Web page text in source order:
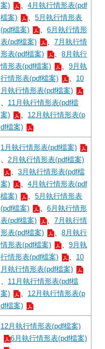
案)
4月執行情形表(pdf
檔案)
5月執行情形表
(pdf檔案)
6月執行情形
表(pdf檔案)
7月執行情
形表(pdf檔案)
8月執行
情形表(pdf檔案)
9月執
行情形表(pdf檔案)
10
月執行情形表(pdf檔案)
11月執行情形表(pdf檔
案)
12月執行情形表(p
df檔案)
1月執行情形表(pdf檔案)
2月執行情形表(pdf檔案)
3月執行情形表(pdf檔
案)
4月執行情形表(pdf
檔案)
5月執行情形表
(pdf檔案)
6月執行情形
表(pdf檔案)
7月執行情
形表(pdf檔案)
8月執行
情形表(pdf檔案)
9月執
行情形表(pdf檔案)
10
月執行情形表(pdf檔案)
11月執行情形表(pdf檔
案)
12月執行情形表(p
df檔案)
12月執行情形表(pdf檔案)
6月執行情形表(pdf檔案)